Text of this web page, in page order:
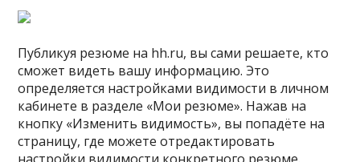
Публикуя резюме на hh.ru, вы сами решаете, кто
сможет видеть вашу информацию. Это
определяется настройками видимости в личном
кабинете в разделе «Мои резюме». Нажав на
кнопку «Изменить видимость», вы попадёте на
страницу, где можете отредактировать